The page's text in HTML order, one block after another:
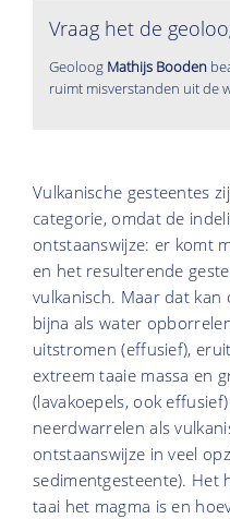
Vraag het de
Geoloog Mathijs Booden
ruimt misverstanden uit de
Vulkanische gesteentes
categorie, omdat de
ontstaanswijze: er komt
en het resulterende
vulkanisch. Maar dat kan
bijna als water
uitstromen (effusief),
extreem taaie massa en
(lavakoepels, ook
neerdwarrelen als
ontstaanswijze in veel
sedimentgesteente). Het
taai het magma is en